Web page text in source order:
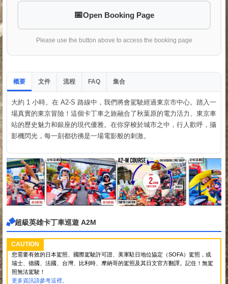
Open Booking Page
Please use the button above to access the booking page
概要 文件 流程 FAQ 集合
大約 1 小時。在 A2-S 路線中，我們將會駕駛經過東京市中心。踏入一
場真實的東京冒險！這個卡丁車之旅融合了秋葉原的電力活力、東京車
站的歷史魅力和銀座的現代優雅。在你穿梭於城市之中，行人歡呼，攝
影機閃光，每一刻都彷彿是一場電影般的刺激。
超級英雄卡丁車巡遊 A2M
CAUTION
您需要有效的日本駕照、國際駕駛許可證、美軍駐日地位協定（SOFA）駕照，或
瑞士、德國、法國、台灣、比利時、摩納哥的駕照及其日文官方翻譯。記住！無駕
照無法駕駛！
更多資訊請參考這裡。